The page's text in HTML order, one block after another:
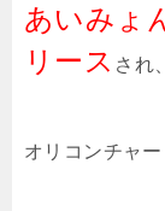
あいみょ
リース され、
オリコンチャー